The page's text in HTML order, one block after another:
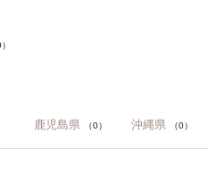
鹿児島県 （0） 沖縄県 （0）